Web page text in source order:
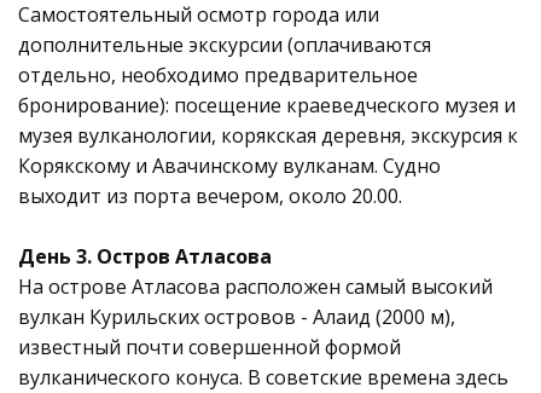
Самостоятельный осмотр города или
дополнительные экскурсии (оплачиваются
отдельно, необходимо предварительное
бронирование): посещение краеведческого музея и
музея вулканологии, корякская деревня, экскурсия к
Корякскому и Авачинскому вулканам. Судно
выходит из порта вечером, около 20.00.
День 3. Остров Атласова
На острове Атласова расположен самый высокий
вулкан Курильских островов - Алаид (2000 м),
известный почти совершенной формой
вулканического конуса. В советские времена здесь